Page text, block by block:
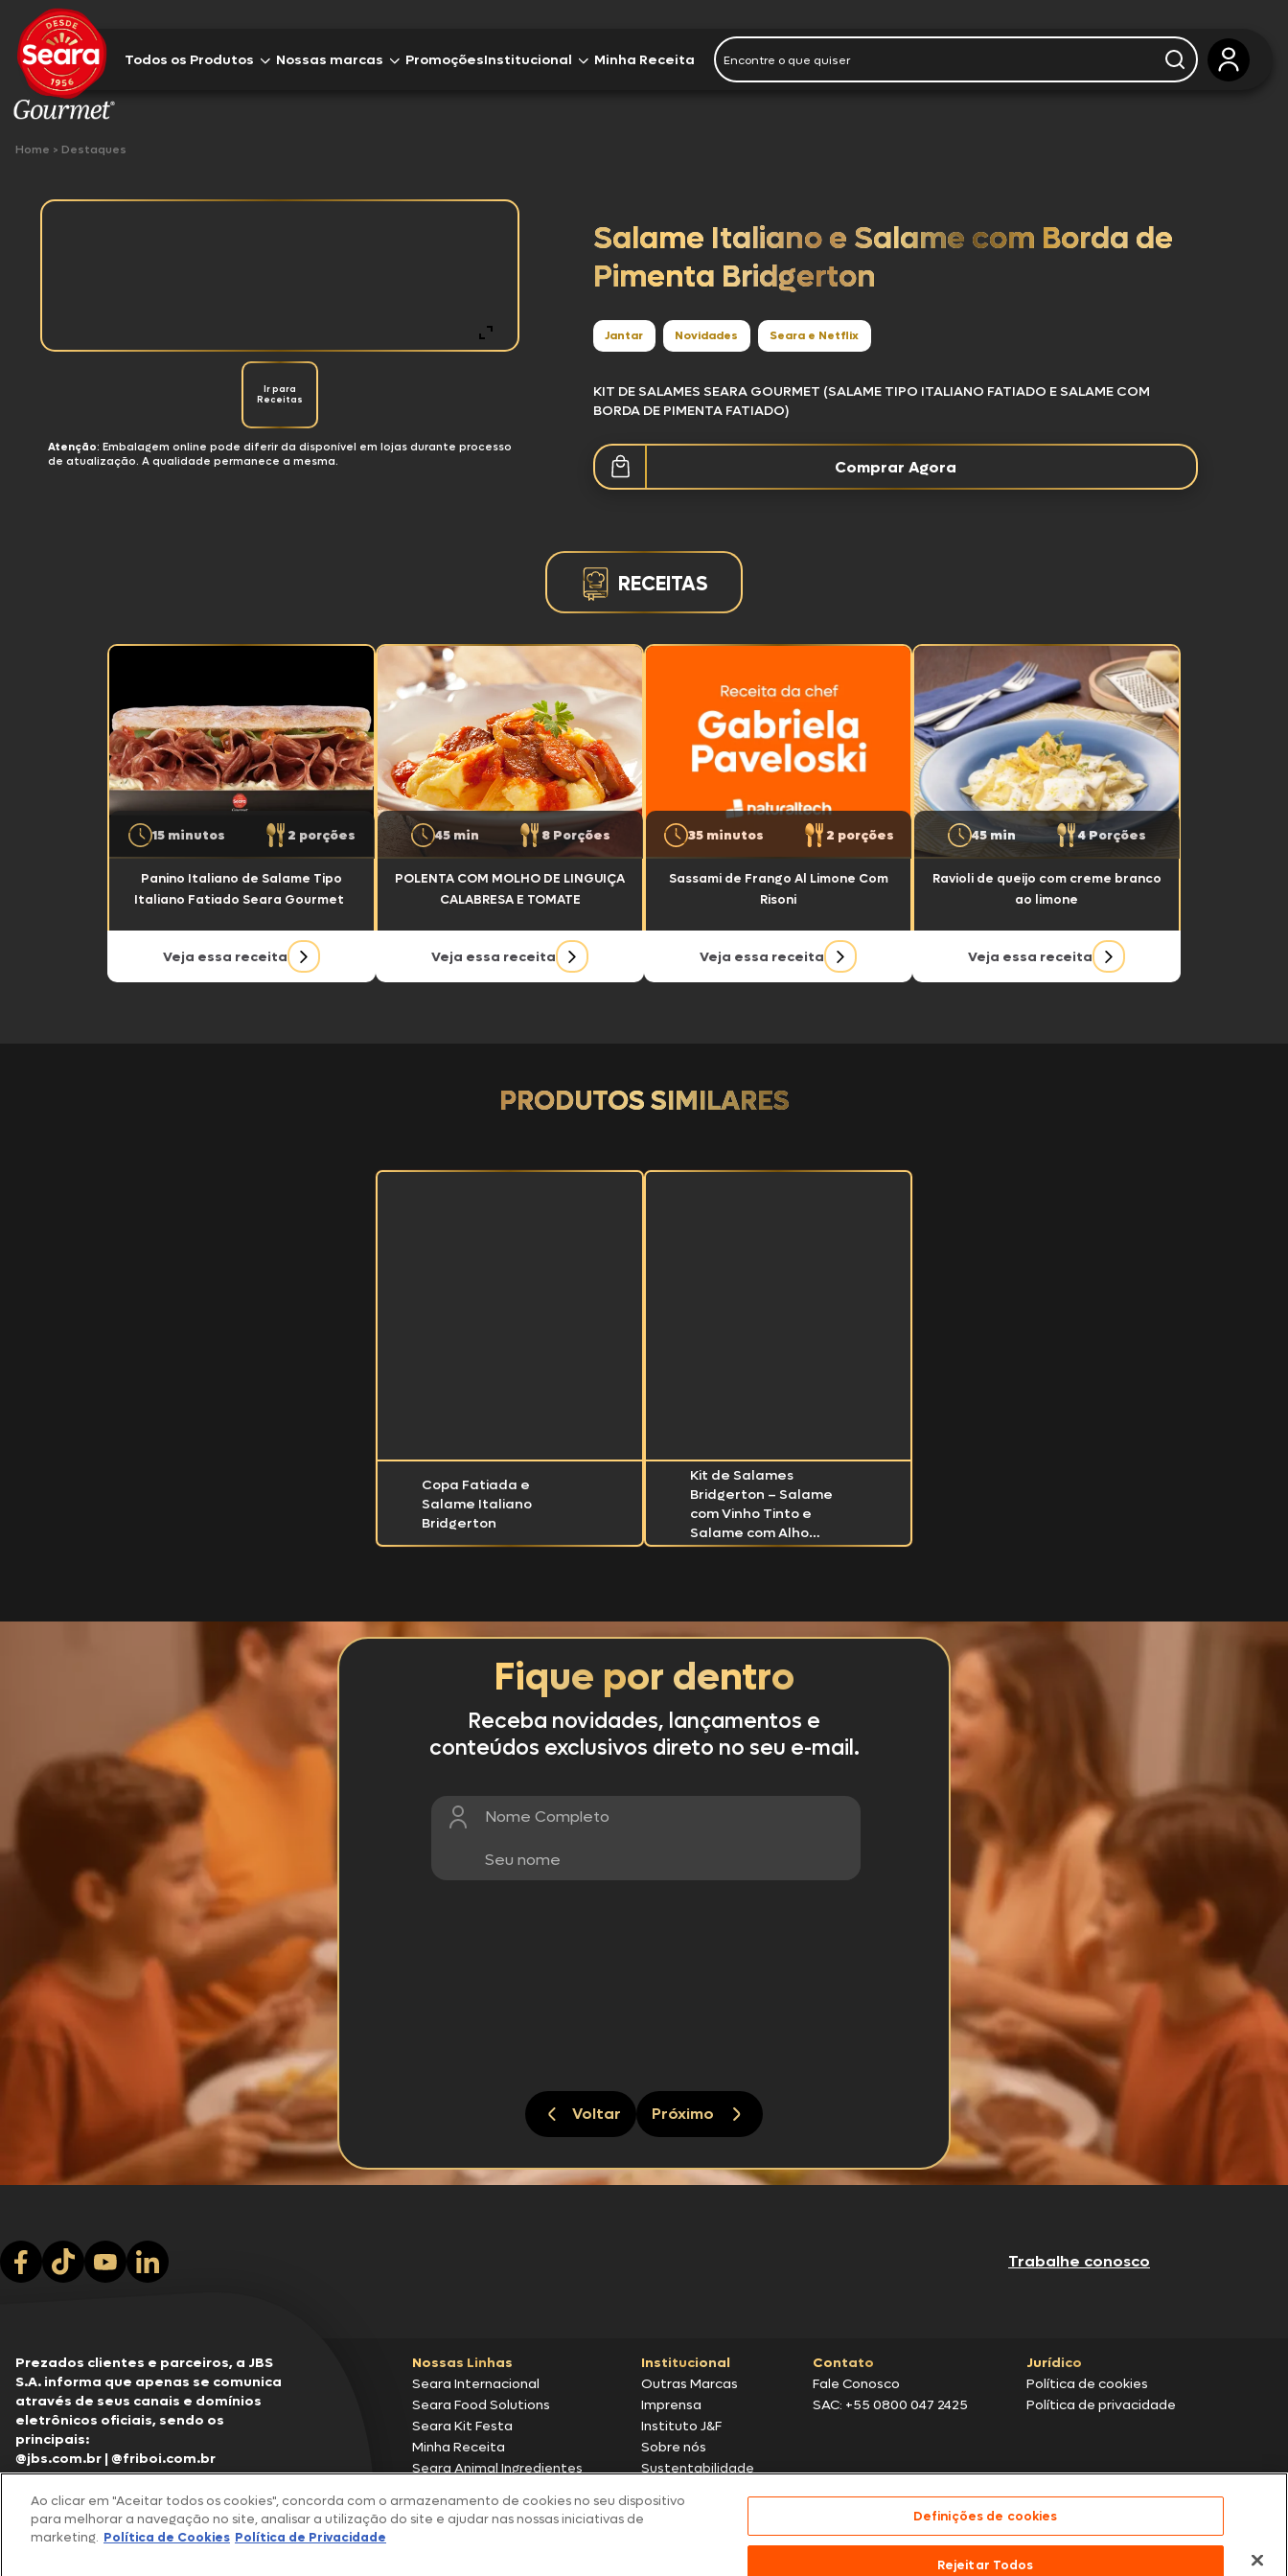
Todos os Produtos
Hambúrgueres
Pizzas
Nossas marcas
Seara Nature
Seara Assa Fácil
Seara Reserva
Seara
Suculentíssimo
Nhô Bento
Seara Kit Festa
PromoçõesInstitucional
Trabalhe Conosco
Sustentabilidade
Minha Receita
Home > Destaques
Ir para
Receitas
Atenção: Embalagem online pode diferir da disponível em lojas durante processo
de atualização. A qualidade permanece a mesma.
Salame Italiano e Salame com Borda de
Pimenta Bridgerton
Jantar Novidades Seara e Netflix
KIT DE SALAMES SEARA GOURMET (SALAME TIPO ITALIANO FATIADO E SALAME COM
BORDA DE PIMENTA FATIADO)
Comprar Agora
RECEITAS
15 minutos 2 porções
Panino Italiano de Salame Tipo
Italiano Fatiado Seara Gourmet
Veja essa receita
45 min 8 Porções
POLENTA COM MOLHO DE LINGUIÇA
CALABRESA E TOMATE
Veja essa receita
35 minutos 2 porções
Sassami de Frango Al Limone Com
Risoni
Veja essa receita
45 min 4 Porções
Ravioli de queijo com creme branco
ao limone
Veja essa receita
PRODUTOS SIMILARES
Copa Fatiada e
Salame Italiano
Bridgerton
Kit de Salames
Bridgerton – Salame
com Vinho Tinto e
Salame com Alho
Negro
Fique por dentro
Receba novidades, lançamentos e
conteúdos exclusivos direto no seu e-mail.
Nome Completo Telefone
Voltar Próximo
Trabalhe conosco
Prezados clientes e parceiros, a JBS
S.A. informa que apenas se comunica
através de seus canais e domínios
eletrônicos oficiais, sendo os
principais:
@jbs.com.br | @friboi.com.br
@jbssa.com|@seara.com.br
0800 047 2425
11 4950-8096
Qualquer tentativa de contato e/ou
comunicação envolvendo algum
Nossas Linhas
Seara Internacional
Seara Food Solutions
Seara Kit Festa
Minha Receita
Seara Animal Ingredientes
Institucional
Outras Marcas
Imprensa
Instituto J&F
Sobre nós
Sustentabilidade
Contato
Fale Conosco
SAC: +55 0800 047 2425
Jurídico
Política de cookies
Política de privacidade
Fotos meramente ilustrativas | Ofertas válidas enquanto durarem os estoques dos nossos parceiros | Vendas sujeitas a análise e
Os preços, promoções e condições de pagamento são válidos exclusivamente para compras efetuadas em nossos parceiros.
Ao clicar em "Aceitar todos os cookies", concorda com o armazenamento de cookies no seu dispositivo
para melhorar a navegação no site, analisar a utilização do site e ajudar nas nossas iniciativas de
marketing. Política de Cookies Política de Privacidade
Definições de cookies
Rejeitar Todos